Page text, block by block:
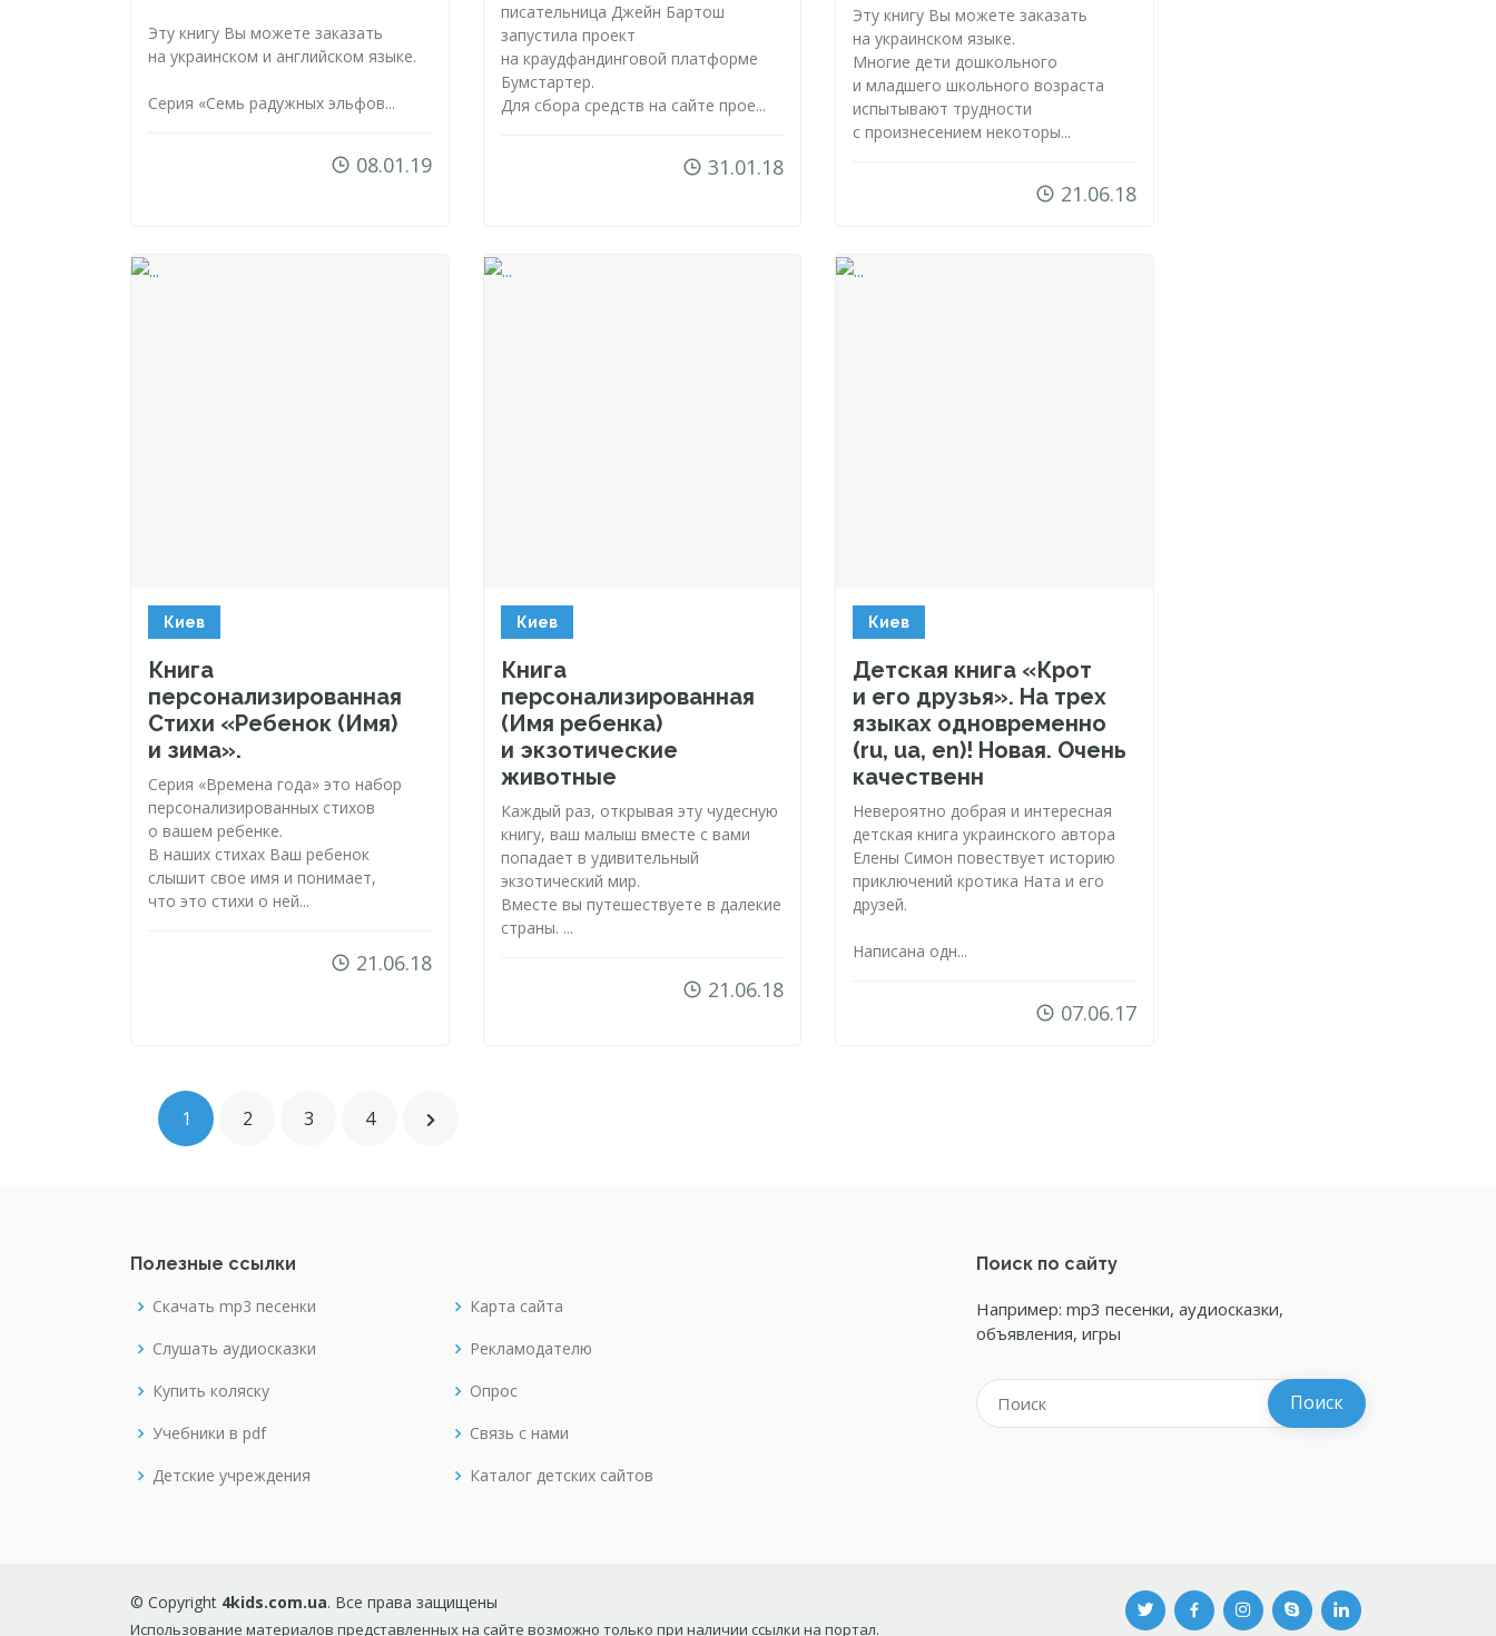
Эту книгу Вы можете заказать
на украинском и английском языке.
Серия «Семь радужных эльфов...
08.01.19
писательница Джейн Бартош
запустила проект
на краудфандинговой платформе
Бумстартер.
Для сбора средств на сайте прое...
31.01.18
Эту книгу Вы можете заказать
на украинском языке.
Многие дети дошкольного
и младшего школьного возраста
испытывают трудности
с произнесением некоторы...
21.06.18
Киев
Книга
персонализированная
Стихи «Ребенок (Имя)
и зима».
Серия «Времена года» это набор
персонализированных стихов
о вашем ребенке.
В наших стихах Ваш ребенок
слышит свое имя и понимает,
что это стихи о ней...
21.06.18
Киев
Книга
персонализированная
(Имя ребенка)
и экзотические
животные
Каждый раз, открывая эту чудесную
книгу, ваш малыш вместе с вами
попадает в удивительный
экзотический мир.
Вместе вы путешествуете в далекие
страны. ...
21.06.18
Киев
Детская книга «Крот
и его друзья». На трех
языках одновременно
(ru, ua, en)! Новая. Очень
качественн
Невероятно добрая и интересная
детская книга украинского автора
Елены Симон повествует историю
приключений кротика Ната и его
друзей.
Написана одн...
07.06.17
1 2 3 4
Полезные ссылки
Скачать mp3 песенки
Слушать аудиосказки
Купить коляску
Учебники в pdf
Детские учреждения
Карта сайта
Рекламодателю
Опрос
Связь с нами
Каталог детских сайтов
Поиск по сайту
Например: mp3 песенки, аудиосказки,
объявления, игры
© Copyright 4kids.com.ua. Все права защищены
Использование материалов представленных на сайте возможно только при наличии ссылки на портал.